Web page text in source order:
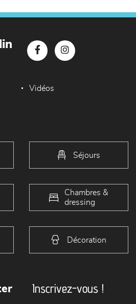
Vidéos
Séjours
Chambres &
dressing
Décoration
Inscrivez-vous !